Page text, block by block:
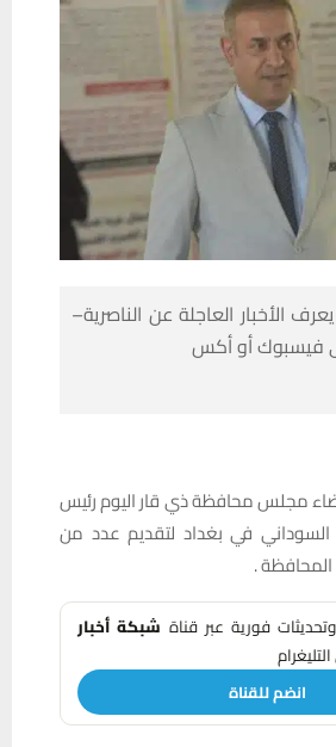
الأخبار العاجلة عن الناصرية–
فيسبوك أو أكس
مجلس محافظة ذي قار اليوم رئيس
السوداني في بغداد لتقديم عدد من
.
فورية عبر قناة شبكة أخبار
انضم للقناة